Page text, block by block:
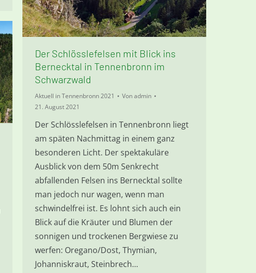
Der Schlösslefelsen mit Blick ins
Bernecktal in Tennenbronn im
Schwarzwald
Aktuell in Tennenbronn 2021 Vonadmin
21. August 2021
Der Schlösslefelsen in Tennenbronn liegt
am späten Nachmittag in einem ganz
besonderen Licht. Der spektakuläre
Ausblick von dem 50m Senkrecht
abfallenden Felsen ins Bernecktal sollte
man jedoch nur wagen, wenn man
schwindelfrei ist. Es lohnt sich auch ein
Blick auf die Kräuter und Blumen der
sonnigen und trockenen Bergwiese zu
werfen: Oregano/Dost, Thymian,
Johanniskraut, Steinbrech…